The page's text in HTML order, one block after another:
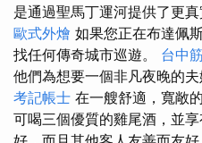
是通過聖馬丁運河提供了更真
歐式外燴 如果您正在布達佩
找任何傳奇城市巡遊。 台中
他們為想要一個非凡夜晚的
考記帳士 在一艘舒適，寬敞
可喝三個優質的雞尾酒，並